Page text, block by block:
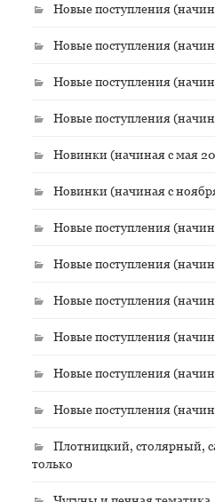
Новые поступления
Новые поступления
Новые поступления
Новые поступления
Новинки (начиная с мая
Новинки (начиная с
Новые поступления
Новые поступления
Новые поступления
Новые поступления
Новые поступления
Новые поступления
Плотницкий, столярный,
только